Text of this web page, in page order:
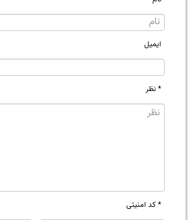
ایمیل
* نظر
* کد امنیتی